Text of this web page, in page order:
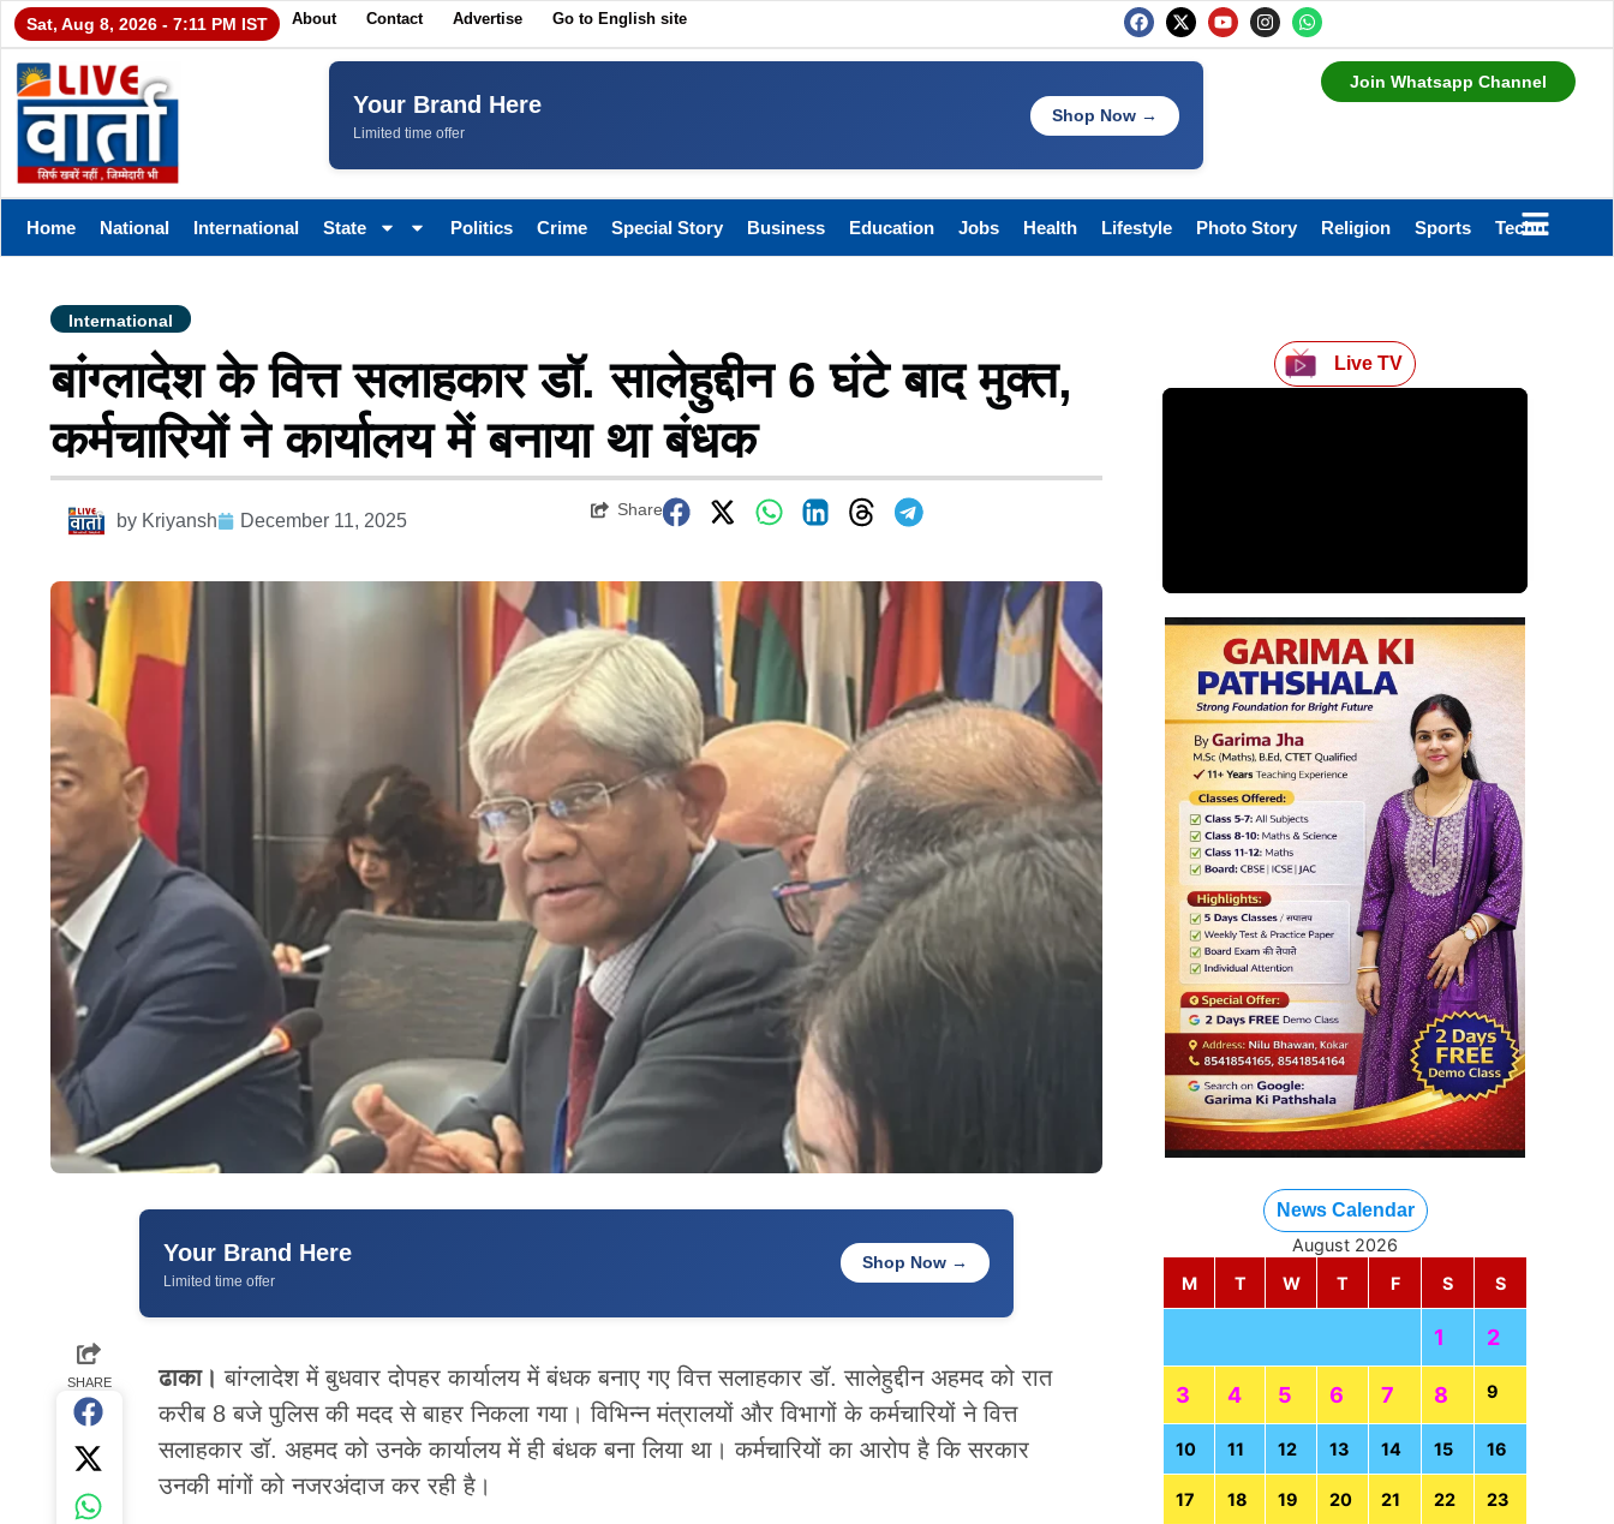
Sat, Aug 8, 2026 - 7:11 PM IST About Contact Advertise Go to English site
Your Brand Here
Limited time offer
Shop Now →
Join Whatsapp Channel
Home National International State Politics Crime Special Story Business Education Jobs Health Lifestyle Photo Story Religion Sports Technology
International
बांग्लादेश के वित्त सलाहकार डॉ. सालेहुद्दीन 6 घंटे बाद मुक्त,
कर्मचारियों ने कार्यालय में बनाया था बंधक
by Kriyansh December 11, 2025
Share
Your Brand Here
Limited time offer
Shop Now →
SHARE ढाका। बांग्लादेश में बुधवार दोपहर कार्यालय में बंधक बनाए गए वित्त सलाहकार डॉ. सालेहुद्दीन अहमद को रात
करीब 8 बजे पुलिस की मदद से बाहर निकला गया। विभिन्न मंत्रालयों और विभागों के कर्मचारियों ने वित्त
सलाहकार डॉ. अहमद को उनके कार्यालय में ही बंधक बना लिया था। कर्मचारियों का आरोप है कि सरकार
उनकी मांगों को नजरअंदाज कर रही है।
Live TV
News Calendar
August 2026
M
T W T F S S
1 2
3 4 5 6 7 8 9
10 11 12 13 14 15 16
17 18 19 20 21 22 23